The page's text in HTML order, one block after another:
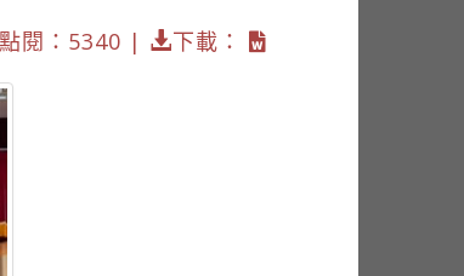
點閱：5340 | 下載：